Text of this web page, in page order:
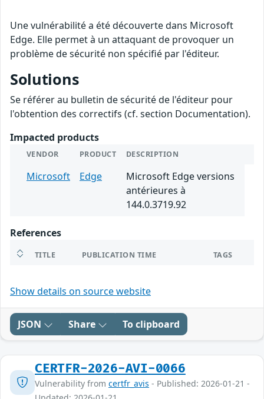
Une vulnérabilité a été découverte dans Microsoft
Edge. Elle permet à un attaquant de provoquer un
problème de sécurité non spécifié par l'éditeur.
Solutions
Se référer au bulletin de sécurité de l'éditeur pour
l'obtention des correctifs (cf. section Documentation).
Impacted products
VENDOR PRODUCT DESCRIPTION
Microsoft Edge
Microsoft Edge versions
antérieures à
144.0.3719.92
References
TITLE PUBLICATION TIME TAGS
Show details on source website
JSON Share To clipboard
CERTFR-2026-AVI-0066
Vulnerability from certfr_avis - Published: 2026-01-21 -